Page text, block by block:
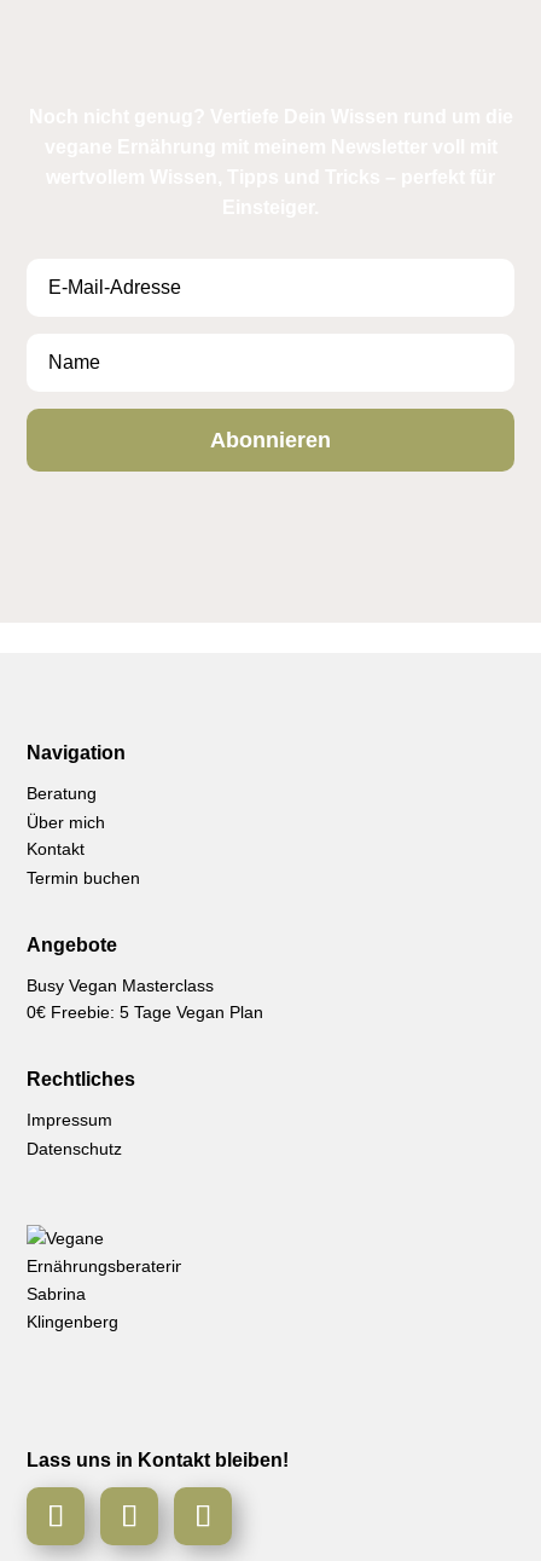
Abonnieren
Navigation
Beratung
Über mich
Kontakt
Termin buchen
Angebote
Busy Vegan Masterclass
0€ Freebie: 5 Tage Vegan Plan
Rechtliches
Impressum
Datenschutz
Lass uns in Kontakt bleiben!